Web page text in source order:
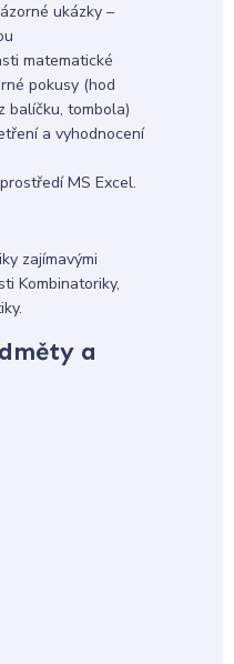
ukázky –
matematické
pokusy (hod
balíčku, tombola)
a vyhodnocení
MS Excel.
zajímavými
Kombinatoriky,
a